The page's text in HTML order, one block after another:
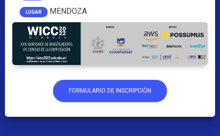
LUGAR MENDOZA
FORMULARIO DE INSCRIPCIÓN